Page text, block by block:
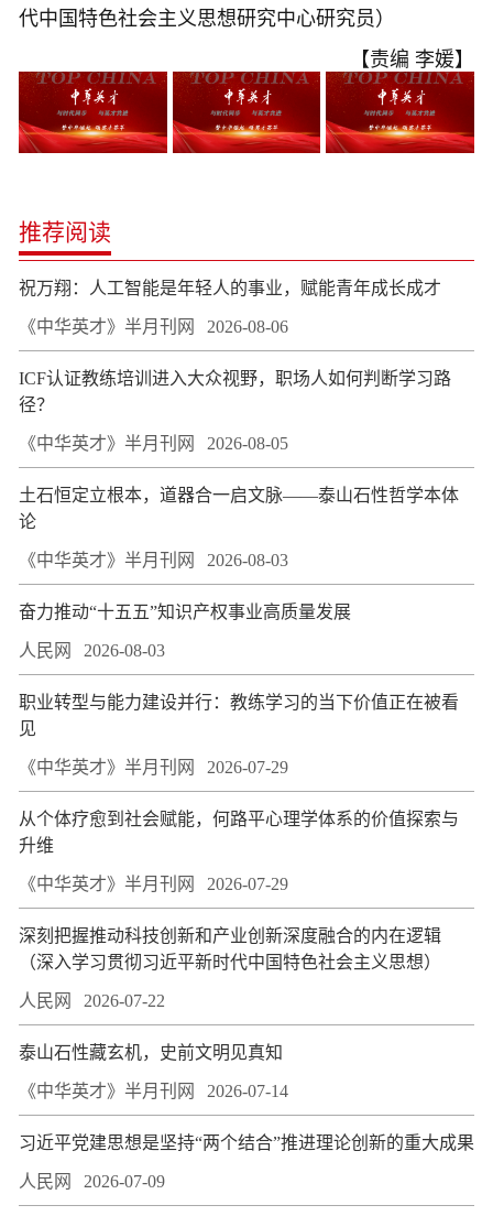
代中国特色社会主义思想研究中心研究员）
【责编 李媛】
推荐阅读
祝万翔：人工智能是年轻人的事业，赋能青年成长成才
《中华英才》半月刊网 2026-08-06
ICF认证教练培训进入大众视野，职场人如何判断学习路
径？
《中华英才》半月刊网 2026-08-05
土石恒定立根本，道器合一启文脉——泰山石性哲学本体
论
《中华英才》半月刊网 2026-08-03
奋力推动“十五五”知识产权事业高质量发展
人民网 2026-08-03
职业转型与能力建设并行：教练学习的当下价值正在被看
见
《中华英才》半月刊网 2026-07-29
从个体疗愈到社会赋能，何路平心理学体系的价值探索与
升维
《中华英才》半月刊网 2026-07-29
深刻把握推动科技创新和产业创新深度融合的内在逻辑
（深入学习贯彻习近平新时代中国特色社会主义思想）
人民网 2026-07-22
泰山石性藏玄机，史前文明见真知
《中华英才》半月刊网 2026-07-14
习近平党建思想是坚持“两个结合”推进理论创新的重大成果
人民网 2026-07-09